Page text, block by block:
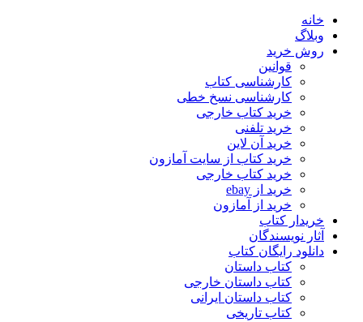
خانه
وبلاگ
روش خرید
قوانین
کارشناسی کتاب
کارشناسی نسخ خطی
خرید کتاب خارجی
خرید تلفنی
خرید آن لاین
خرید کتاب از سایت آمازون
خرید کتاب خارجی
خرید از ebay
خرید از آمازون
خریدار کتاب
آثار نویسندگان
دانلود رایگان کتاب
کتاب داستان
کتاب داستان خارجی
کتاب داستان ایرانی
کتاب تاریخی